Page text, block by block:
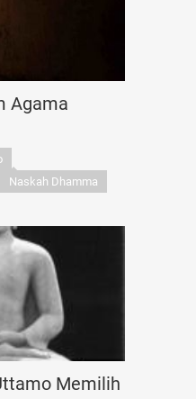
Agama
Naskah Dhamma
Memilih